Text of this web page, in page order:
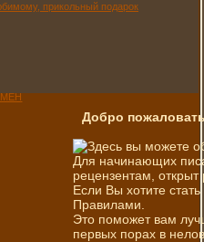
Добро
Здесь вы можете
Для начинающих
рецензентам, открыт
Если Вы хотите
Правилами.
Это поможет вам
первых порах в